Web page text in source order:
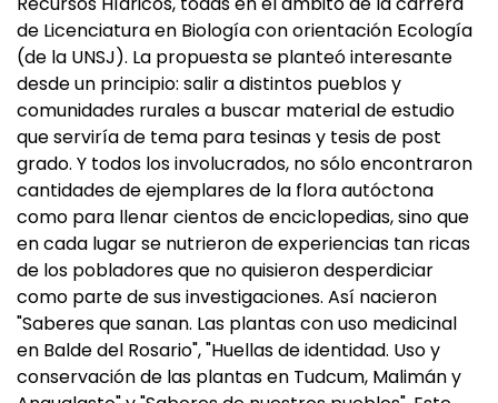
de Licenciatura en Biología con orientación Ecología
(de la UNSJ). La propuesta se planteó interesante
desde un principio: salir a distintos pueblos y
comunidades rurales a buscar material de estudio
que serviría de tema para tesinas y tesis de post
grado. Y todos los involucrados, no sólo encontraron
cantidades de ejemplares de la flora autóctona
como para llenar cientos de enciclopedias, sino que
en cada lugar se nutrieron de experiencias tan ricas
de los pobladores que no quisieron desperdiciar
como parte de sus investigaciones. Así nacieron
"Saberes que sanan. Las plantas con uso medicinal
en Balde del Rosario", "Huellas de identidad. Uso y
conservación de las plantas en Tudcum, Malimán y